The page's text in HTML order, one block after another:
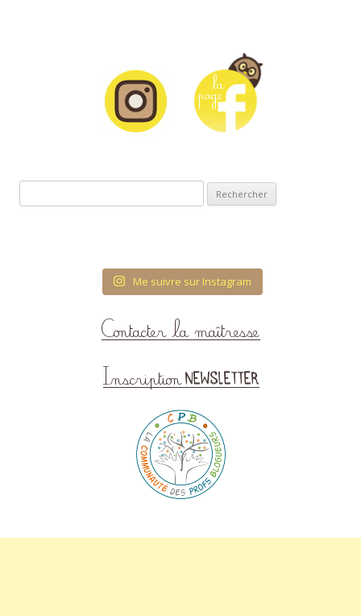
Me suivre sur Instagram